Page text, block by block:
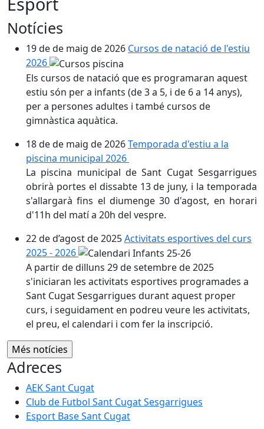
Notícies
19 de de maig de 2026 Cursos de natació de l'estiu
2026
Els cursos de natació que es programaran aquest
estiu són per a infants (de 3 a 5, i de 6 a 14 anys),
per a persones adultes i també cursos de
gimnàstica aquàtica.
18 de de maig de 2026Temporada d'estiu a la
piscina municipal 2026
La piscina municipal de Sant Cugat Sesgarrigues
obrirà portes el dissabte 13 de juny, i la temporada
s'allargarà fins el diumenge 30 d'agost, en horari
d'11h del matí a 20h del vespre.
22 de d’agost de 2025Activitats esportives del curs
2025 - 2026
A partir de dilluns 29 de setembre de 2025
s'iniciaran les activitats esportives programades a
Sant Cugat Sesgarrigues durant aquest proper
curs, i seguidament en podreu veure les activitats,
el preu, el calendari i com fer la inscripció.
Adreces
AEK Sant Cugat
Club de Futbol Sant Cugat Sesgarrigues
Esport Base Sant Cugat